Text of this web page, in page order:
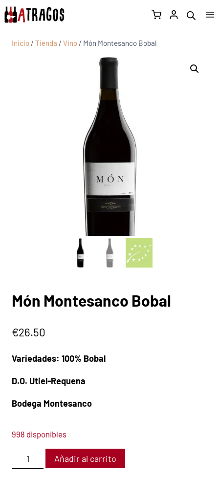
Inicio / Tienda / Vino / Món Montesanco Bobal
Món Montesanco Bobal
€26.50
Variedades: 100% Bobal
D.O. Utiel-Requena
Bodega Montesanco
998 disponibles
Añadir al carrito